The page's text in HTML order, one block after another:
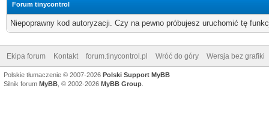
Forum tinycontrol
Niepoprawny kod autoryzacji. Czy na pewno próbujesz uruchomić tę
Ekipa forum Kontakt forum.tinycontrol.pl Wróć do góry Wersja bez grafiki
Polskie tłumaczenie © 2007-2026 Polski Support MyBB
Silnik forum MyBB , © 2002-2026 MyBB Group